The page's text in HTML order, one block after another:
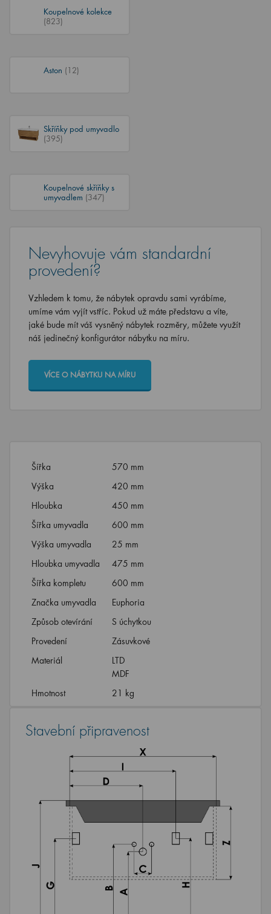
Koupelnové kolekce
(823)
Aston (12)
Skříňky pod umyvadlo
(395)
Koupelnové skříňky s
umyvadlem (347)
Nevyhovuje vám standardní
provedení?
Vzhledem k tomu, že nábytek opravdu sami vyrábíme,
umíme vám vyjít vstříc. Pokud už máte představu a víte,
jaké bude mít váš vysněný nábytek rozměry, můžete využít
náš jedinečný konfigurátor nábytku na míru.
VÍCE O NÁBYTKU NA MÍRU
Šířka
570 mm
Výška
420 mm
Hloubka
450 mm
Šířka umyvadla
600 mm
Výška umyvadla
25 mm
Hloubka umyvadla
475 mm
Šířka kompletu
600 mm
Značka umyvadla
Euphoria
Způsob otevírání
S úchytkou
Provedení
Zásuvkové
Materiál
LTD
MDF
Hmotnost
21 kg
Stavební připravenost